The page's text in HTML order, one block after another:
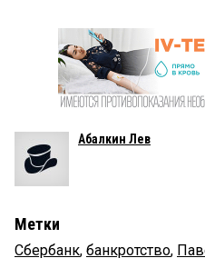
Абалкин Лев
Метки
Сбербанк, банкротство,